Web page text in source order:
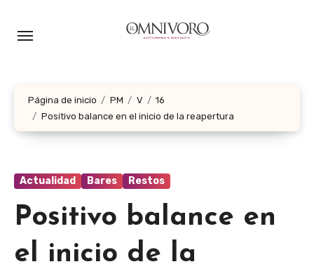
Página de inicio PM V
16
Positivo balance en el inicio de la reapertura
Actualidad Bares Restos
Positivo balance en
el inicio de la